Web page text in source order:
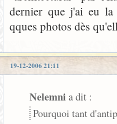
dernier que j'ai eu la
qques photos dès
19-12-2006 21:11
Nelemni a dit :
Pourquoi tant